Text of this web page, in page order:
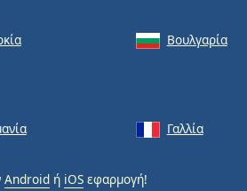
Βουλγαρία
Γαλλία
Android ή iOS εφαρμογή!